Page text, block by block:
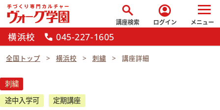
search
講座検索
account_circle
ログイン メニュー
横浜校 call 045-227-1605
全国トップ 横浜校 刺繍 講座詳細
刺繍
途中入学可
定期講座